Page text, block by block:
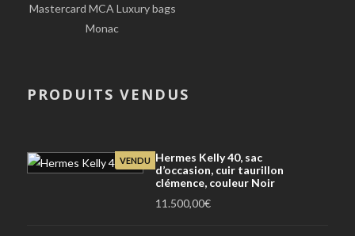
Mastercard MCA Luxury bags
Monac
PRODUITS VENDUS
VENDU
Hermes Kelly 40, sac
d’occasion, cuir taurillon
clémence, couleur Noir
11.500,00€